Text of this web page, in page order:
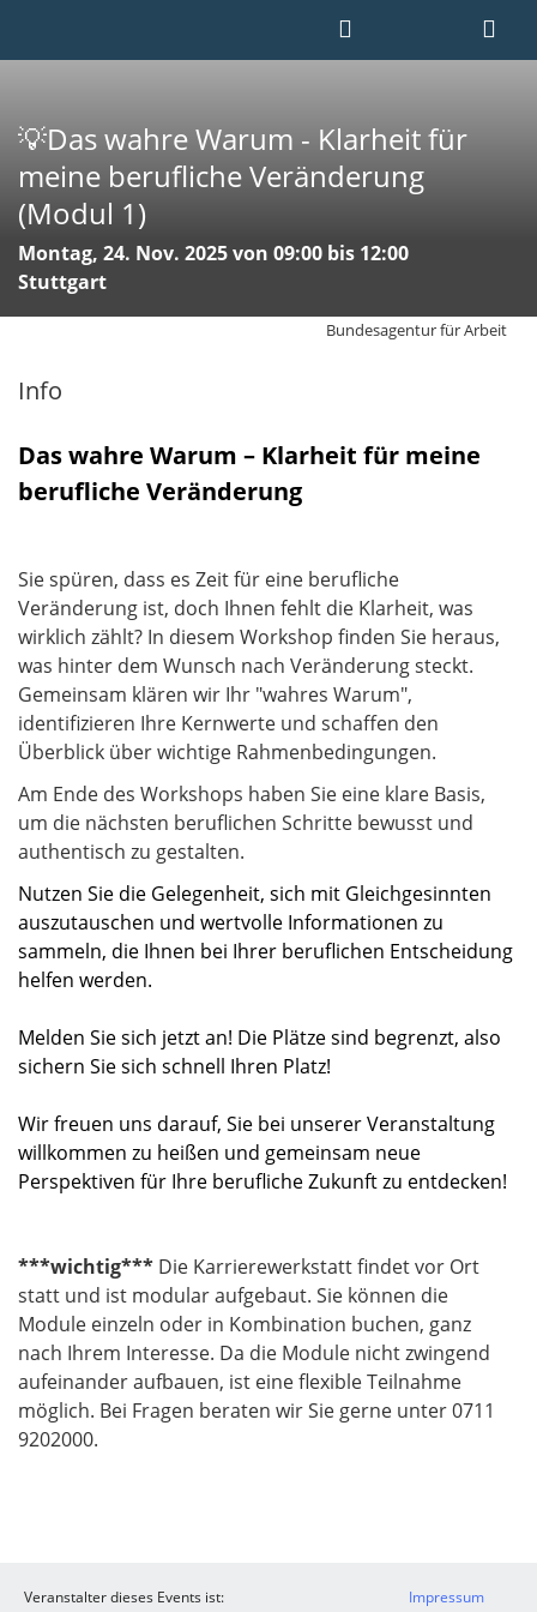
💡Das wahre Warum - Klarheit für
meine berufliche Veränderung
(Modul 1)
Montag, 24. Nov. 2025 von 09:00 bis 12:00
Stuttgart
Bundesagentur für Arbeit
Info
Das wahre Warum – Klarheit für meine
berufliche Veränderung
Sie spüren, dass es Zeit für eine berufliche
Veränderung ist, doch Ihnen fehlt die Klarheit, was
wirklich zählt? In diesem Workshop finden Sie heraus,
was hinter dem Wunsch nach Veränderung steckt.
Gemeinsam klären wir Ihr "wahres Warum",
identifizieren Ihre Kernwerte und schaffen den
Überblick über wichtige Rahmenbedingungen.
Am Ende des Workshops haben Sie eine klare Basis,
um die nächsten beruflichen Schritte bewusst und
authentisch zu gestalten.
Nutzen Sie die Gelegenheit, sich mit Gleichgesinnten
auszutauschen und wertvolle Informationen zu
sammeln, die Ihnen bei Ihrer beruflichen Entscheidung
helfen werden.
Melden Sie sich jetzt an! Die Plätze sind begrenzt, also
sichern Sie sich schnell Ihren Platz!
Wir freuen uns darauf, Sie bei unserer Veranstaltung
willkommen zu heißen und gemeinsam neue
Perspektiven für Ihre berufliche Zukunft zu entdecken!
***wichtig*** Die Karrierewerkstatt findet vor Ort
statt und ist modular aufgebaut. Sie können die
Module einzeln oder in Kombination buchen, ganz
nach Ihrem Interesse. Da die Module nicht zwingend
aufeinander aufbauen, ist eine flexible Teilnahme
möglich. Bei Fragen beraten wir Sie gerne unter 0711
9202000.
Veranstalter dieses Events ist:
Impressum